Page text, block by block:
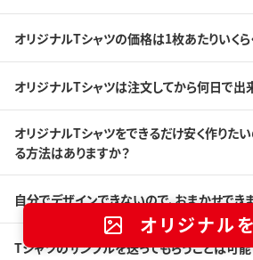
オリジナル
オリジナルTシャツの価格は1枚あたりいくら
オリジナルTシャツは注文してから何日で出
オリジナルTシャツをできるだけ安く作りた
る方法はありますか？
自分でデザインできないので、おまかせでき
Tシャツのサンプルを送ってもらうことは可